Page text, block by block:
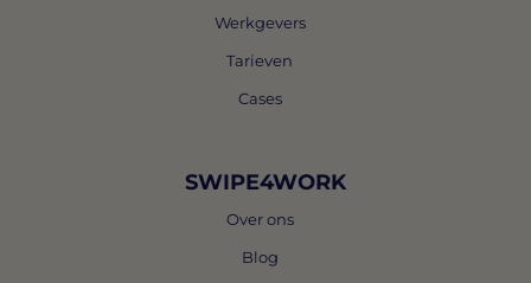
Werkgevers
Tarieven
Cases
SWIPE4WORK
Over ons
Blog